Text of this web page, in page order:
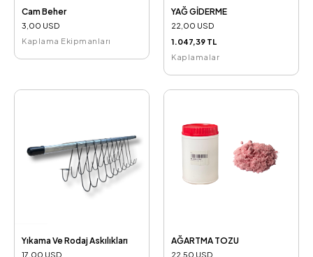
Cam Beher
3,00 USD
Kaplama Ekipmanları
YAĞ GİDERME
22,00 USD
1.047,39 TL
Kaplamalar
Yıkama Ve Rodaj Askılıkları
17,00 USD
AĞARTMA TOZU
22,50 USD